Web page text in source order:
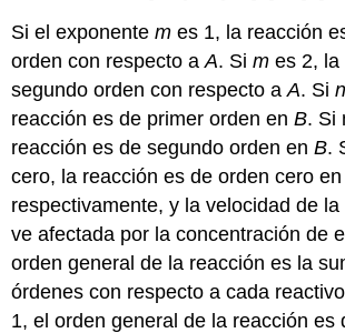
Si el exponentem es 1, la reacción
orden con respecto aA. Sim es 2, la
segundo orden con respecto aA. Sin
reacción es de primer orden enB. Si
reacción es de segundo orden enB.
cero, la reacción es de orden cero
respectivamente, y la velocidad de
ve afectada por la concentración de
orden general de la reacción es la
órdenes con respecto a cada
1, el orden general de la reacción es